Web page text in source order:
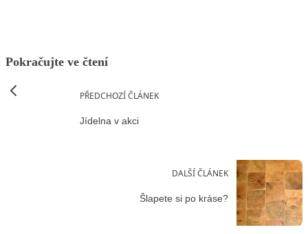
Pokračujte ve čtení
PŘEDCHOZÍ ČLÁNEK
Jídelna v akci
DALŠÍ ČLÁNEK
Šlapete si po kráse?